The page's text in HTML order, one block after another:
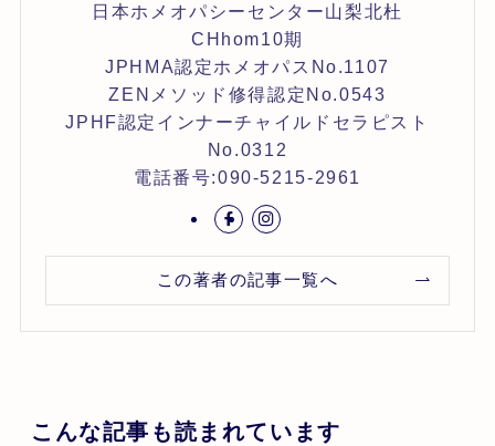
日本ホメオパシーセンター山梨北杜
CHhom10期
JPHMA認定ホメオパスNo.1107
ZENメソッド修得認定No.0543
JPHF認定インナーチャイルドセラピスト
No.0312
電話番号:090-5215-2961
この著者の記事一覧へ
こんな記事も読まれています